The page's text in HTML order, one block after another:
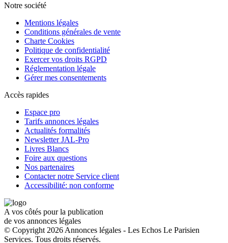
Notre société
Mentions légales
Conditions générales de vente
Charte Cookies
Politique de confidentialité
Exercer vos droits RGPD
Réglementation légale
Gérer mes consentements
Accès rapides
Espace pro
Tarifs annonces légales
Actualités formalités
Newsletter JAL-Pro
Livres Blancs
Foire aux questions
Nos partenaires
Contacter notre Service client
Accessibilité: non conforme
A vos côtés pour la publication
de vos annonces légales
© Copyright 2026 Annonces légales - Les Echos Le Parisien
Services. Tous droits réservés.